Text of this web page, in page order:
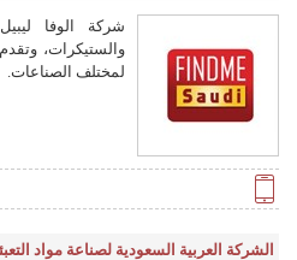
شركة الوفا
والستيكرات،
لمختلف الصناعات.
الشركة العربية السعودية لصناعة مواد